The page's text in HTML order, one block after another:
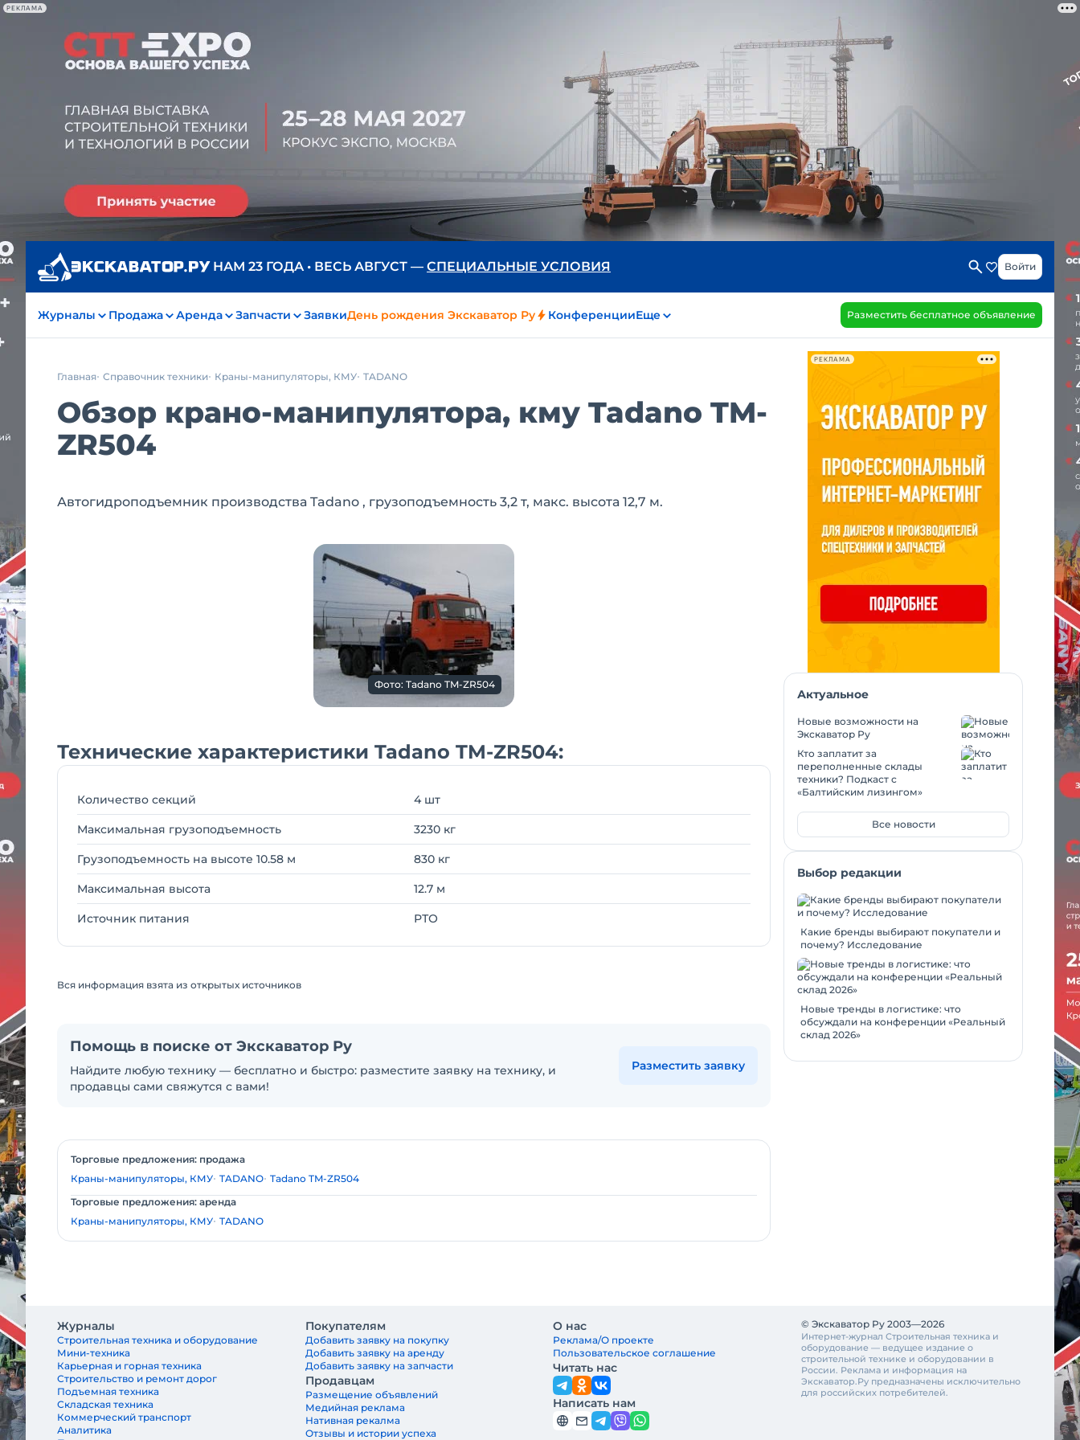
РЕКЛАМА
НАМ 23 ГОДА • ВЕСЬ АВГУСТ — СПЕЦИАЛЬНЫЕ УСЛОВИЯ Войти
Журналы Продажа Аренда Запчасти ЗаявкиДень рождения Экскаватор Ру КонференцииЕще Разместить бесплатное объявление
Главная Справочник техники Краны-манипуляторы, КМУ TADANO
Обзор крано-манипулятора, кму Tadano TM-
ZR504
Автогидроподъемник производства Tadano , грузоподъемность 3,2 т, макс. высота 12,7 м.
Фото: Tadano TM-ZR504
Технические характеристики Tadano TM-ZR504:
Количество секций 4 шт
Максимальная грузоподъемность 3230 кг
Грузоподъемность на высоте 10.58 м 830 кг
Максимальная высота 12.7 м
Источник питания РТО
Вся информация взята из открытых источников
Помощь в поиске от Экскаватор Ру
Найдите любую технику — бесплатно и быстро: разместите заявку на технику, и
продавцы сами свяжутся с вами!
Разместить заявку
Торговые предложения: продажа
Краны-манипуляторы, КМУ TADANO Tadano TM-ZR504
Торговые предложения: аренда
Краны-манипуляторы, КМУ TADANO
РЕКЛАМА
Актуальное
Новые возможности на
Экскаватор Ру
Кто заплатит за
переполненные склады
техники? Подкаст с
«Балтийским лизингом»
Все новости
Выбор редакции
Какие бренды выбирают покупатели и
почему? Исследование
Новые тренды в логистике: что
обсуждали на конференции «Реальный
склад 2026»
Журналы
Строительная техника и оборудование
Мини-техника
Карьерная и горная техника
Строительство и ремонт дорог
Подъемная техника
Складская техника
Коммерческий транспорт
Аналитика
Покупателям
Добавить заявку на покупку
Добавить заявку на аренду
Добавить заявку на запчасти
Продавцам
Размещение объявлений
Медийная реклама
Нативная рекалма
Отзывы и истории успеха
О нас
Реклама/О проекте
Пользовательское соглашение
Читать нас
Написать нам
© Экскаватор Ру 2003—2026
Интернет-журнал Строительная техника и
оборудование — ведущее издание о
строительной технике и оборудовании в
России. Реклама и информация на
Экскаватор.Ру предназначены исключительно
для российских потребителей.